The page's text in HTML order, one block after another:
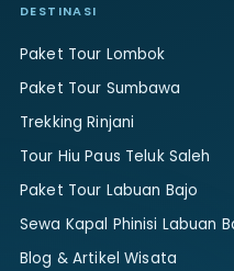
DESTINASI
Paket Tour Lombok
Paket Tour Sumbawa
Trekking Rinjani
Tour Hiu Paus Teluk Saleh
Paket Tour Labuan Bajo
Sewa Kapal Phinisi Labuan
Blog & Artikel Wisata